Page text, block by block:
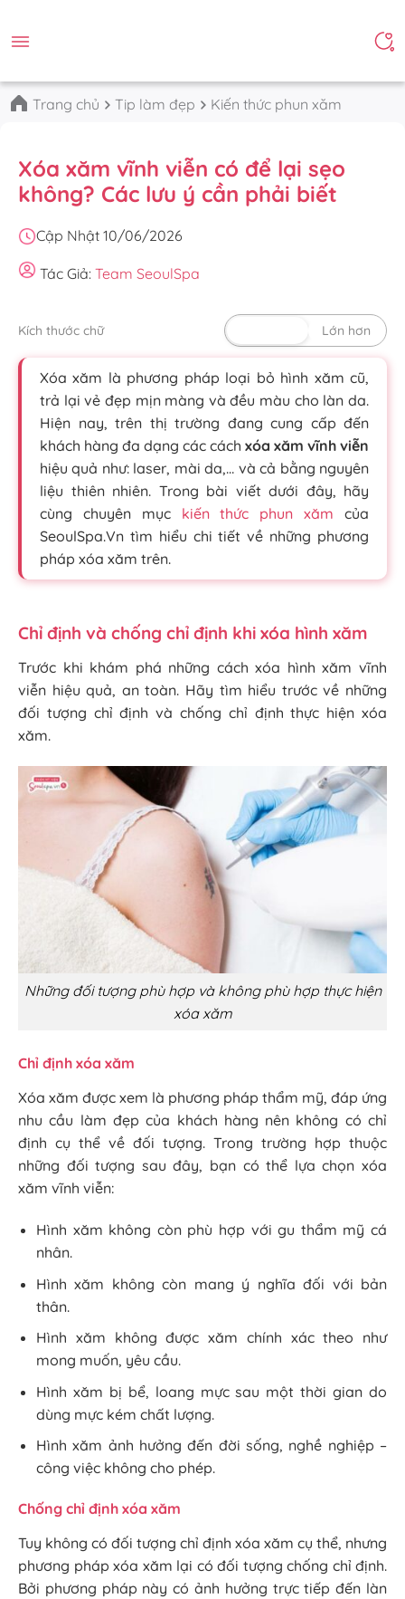
Trang chủ Tip làm đẹp Kiến thức phun xăm
Xóa xăm vĩnh viễn có để lại sẹo
không? Các lưu ý cần phải biết
Cập Nhật 10/06/2026
Tác Giả: Team SeoulSpa
Kích thước chữ Lớn hơn
Xóa xăm là phương pháp loại bỏ hình xăm cũ,
trả lại vẻ đẹp mịn màng và đều màu cho làn da.
Hiện nay, trên thị trường đang cung cấp đến
khách hàng đa dạng các cách xóa xăm vĩnh viễn
hiệu quả như: laser, mài da,… và cả bằng nguyên
liệu thiên nhiên. Trong bài viết dưới đây, hãy
cùng chuyên mục kiến thức phun xăm của
SeoulSpa.Vn tìm hiểu chi tiết về những phương
pháp xóa xăm trên.
Chỉ định và chống chỉ định khi xóa hình xăm
Trước khi khám phá những cách xóa hình xăm vĩnh
viễn hiệu quả, an toàn. Hãy tìm hiểu trước về những
đối tượng chỉ định và chống chỉ định thực hiện xóa
xăm.
Những đối tượng phù hợp và không phù hợp thực hiện
xóa xăm
Chỉ định xóa xăm
Xóa xăm được xem là phương pháp thẩm mỹ, đáp ứng
nhu cầu làm đẹp của khách hàng nên không có chỉ
định cụ thể về đối tượng. Trong trường hợp thuộc
những đối tượng sau đây, bạn có thể lựa chọn xóa
xăm vĩnh viễn:
Hình xăm không còn phù hợp với gu thẩm mỹ cá
nhân.
Hình xăm không còn mang ý nghĩa đối với bản
thân.
Hình xăm không được xăm chính xác theo như
mong muốn, yêu cầu.
Hình xăm bị bể, loang mực sau một thời gian do
dùng mực kém chất lượng.
Hình xăm ảnh hưởng đến đời sống, nghề nghiệp –
công việc không cho phép.
Chống chỉ định xóa xăm
Tuy không có đối tượng chỉ định xóa xăm cụ thể, nhưng
phương pháp xóa xăm lại có đối tượng chống chỉ định.
Bởi phương pháp này có ảnh hưởng trực tiếp đến làn